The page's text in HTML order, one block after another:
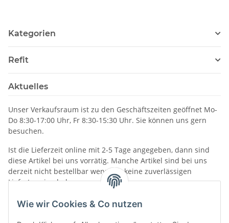
Wie wir Cookies & Co nutzen
Kategorien
Refit
Aktuelles
Unser Verkaufsraum ist zu den Geschäftszeiten geöffnet Mo-
Do 8:30-17:00 Uhr, Fr 8:30-15:30 Uhr. Sie können uns gern
besuchen.
Ist die Lieferzeit online mit 2-5 Tage angegeben, dann sind
diese Artikel bei uns vorrätig. Manche Artikel sind bei uns
derzeit nicht bestellbar wenn wir keine zuverlässigen
Liefertermine haben.
Informationen